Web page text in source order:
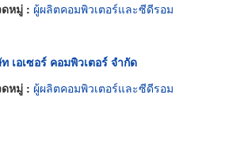
หมู่ : ผู้ผลิตคอมพิวเตอร์และซีดีรอม
เอเซอร์ คอมพิวเตอร์ จำกัด
หมู่ : ผู้ผลิตคอมพิวเตอร์และซีดีรอม